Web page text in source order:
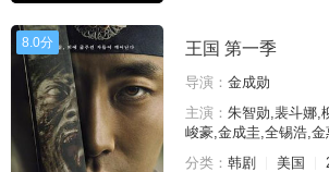
8.0分 王国 第一季
导演： 金成勋
主演： 朱智勋,裴斗娜,
峻豪,金成圭,全锡浩,
分类： 韩剧 美国